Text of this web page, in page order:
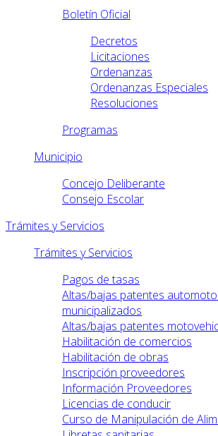
Boletín Oficial
Decretos
Licitaciones
Ordenanzas
Ordenanzas Especiales
Resoluciones
Programas
Municipio
Concejo Deliberante
Consejo Escolar
Trámites y Servicios
Trámites y Servicios
Pagos de tasas
Altas/bajas patentes
municipalizados
Altas/bajas patentes
Habilitación de comercios
Habilitación de obras
Inscripción proveedores
Información Proveedores
Licencias de conducir
Curso de Manipulación de